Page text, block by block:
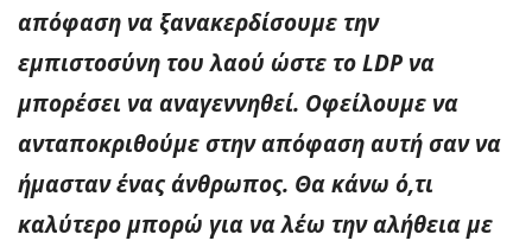
απόφαση να ξανακερδίσουμε την
εμπιστοσύνη του λαού ώστε το LDP να
μπορέσει να αναγεννηθεί. Οφείλουμε να
ανταποκριθούμε στην απόφαση αυτή σαν να
ήμασταν ένας άνθρωπος. Θα κάνω ό,τι
καλύτερο μπορώ για να λέω την αλήθεια με